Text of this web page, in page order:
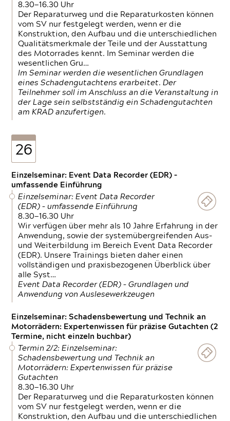
8.30—16.30 Uhr
Der Reparaturweg und die Reparaturkosten können
vom SV nur festgelegt werden, wenn er die
Konstruktion, den Aufbau und die unterschiedlichen
Qualitätsmerkmale der Teile und der Ausstattung
des Motorrades kennt. Im Seminar werden die
wesentlichen Gru…
Im Seminar werden die wesentlichen Grundlagen
eines Schadengutachtens erarbeitet. Der
Teilnehmer soll im Anschluss an die Veranstaltung in
der Lage sein selbstständig ein Schadengutachten
am KRAD anzufertigen.
26
Einzelseminar: Event Data Recorder (EDR) –
umfassende Einführung
Einzelseminar: Event Data Recorder
(EDR) – umfassende Einführung
8.30—16.30 Uhr
Wir verfügen über mehr als 10 Jahre Erfahrung in der
Anwendung, sowie der systemübergreifenden Aus-
und Weiterbildung im Bereich Event Data Recorder
(EDR). Unsere Trainings bieten daher einen
vollständigen und praxisbezogenen Überblick über
alle Syst…
Event Data Recorder (EDR) – Grundlagen und
Anwendung von Auslesewerkzeugen
Einzelseminar: Schadensbewertung und Technik an
Motorrädern: Expertenwissen für präzise Gutachten (2
Termine, nicht einzeln buchbar)
Termin 2/2: Einzelseminar:
Schadensbewertung und Technik an
Motorrädern: Expertenwissen für präzise
Gutachten
8.30—16.30 Uhr
Der Reparaturweg und die Reparaturkosten können
vom SV nur festgelegt werden, wenn er die
Konstruktion, den Aufbau und die unterschiedlichen